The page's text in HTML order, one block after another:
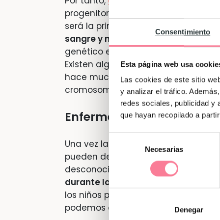
Consentimiento
Esta página web usa
Las cookies de este sitio
y analizar el tráfico.
redes sociales, publicidad y
que hayan recopilado a
consentimiento
Necesarias
Denegar
progenitores la posibilidad de una
será la primera actitud
sangre y nos realizarán un cariotipo
genético en el que se muestran
Existen algunas alteraciones
hace mucho tiempo, como el
cromosoma de más en el par 21,
Enfermedades
Una vez la mujer está
pueden detectar enfermedades
desconocidas en los padres.
durante la gestación son de origen
los niños pueden nacer con
podemos anteponer, si conocemos